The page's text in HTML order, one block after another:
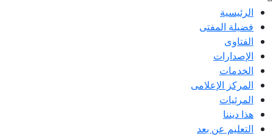
الرئيسية
فضيلة المفتى
الفتاوى
الإصدارات
الخدمات
المركز الإعلامى
المرئيات
هذا ديننا
التعليم عن بعد